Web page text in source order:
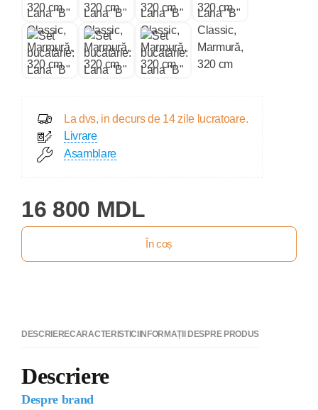
La dvs, in decurs de 14 zile lucratoare.
Livrare
Asamblare
16 800 MDL
În coș
DESCRIERECARACTERISTICIINFORMAȚII DESPRE PRODUS
Descriere
Despre brand